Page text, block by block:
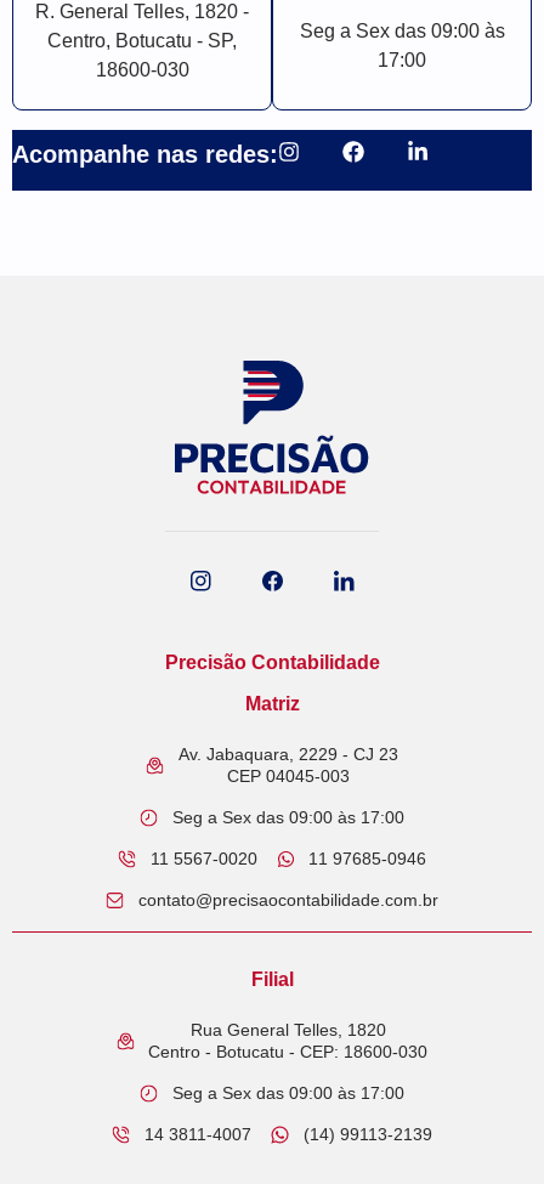
R. General Telles, 1820 -
Centro, Botucatu - SP,
18600-030
Seg a Sex das 09:00 às
17:00
Acompanhe nas redes:
Precisão Contabilidade
Matriz
Av. Jabaquara, 2229 - CJ 23
CEP 04045-003
Seg a Sex das 09:00 às 17:00
11 5567-0020 11 97685-0946​
contato@precisaocontabilidade.com.br
Filial
Rua General Telles, 1820
Centro - Botucatu - CEP: 18600-030
Seg a Sex das 09:00 às 17:00
14 3811-4007 (14) 99113-2139